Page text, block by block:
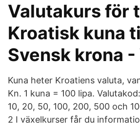
Valutakurs för
Kroatisk kuna
Svensk krona -
Kuna heter Kroatiens valuta,
Kn. 1 kuna = 100 lipa.
10, 20, 50, 100, 200, 500 och
2 I växelkurser får du